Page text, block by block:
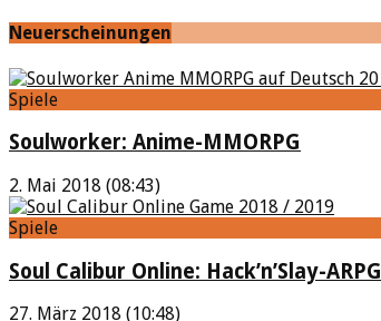
Neuerscheinungen
Spiele
Soulworker: Anime-MMORPG
2. Mai 2018 (08:43)
Spiele
Soul Calibur Online: Hack’n’Slay-ARPG
27. März 2018 (10:48)